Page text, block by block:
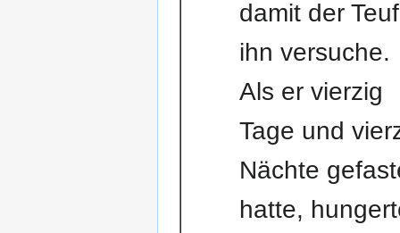
damit der
ihn versuche.
Als er vierzig
Tage und
Nächte
hatte,